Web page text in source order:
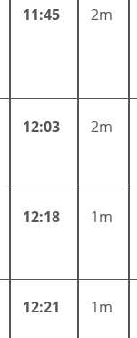
11:45 2m
12:03 2m
12:18 1m
12:21 1m